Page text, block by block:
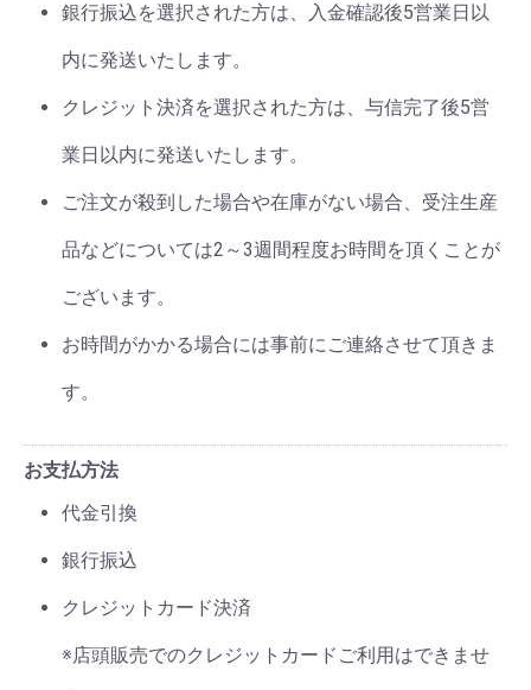
銀行振込を選択された方は、入金確認後5営業日以
内に発送いたします。
クレジット決済を選択された方は、与信完了後5営
業日以内に発送いたします。
ご注文が殺到した場合や在庫がない場合、受注生産
品などについては2～3週間程度お時間を頂くことが
ございます。
お時間がかかる場合には事前にご連絡させて頂きま
す。
お支払方法
代金引換
銀行振込
クレジットカード決済
※店頭販売でのクレジットカードご利用はできませ